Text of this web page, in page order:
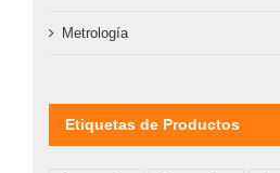
Metrología
Etiquetas de Productos